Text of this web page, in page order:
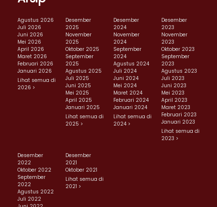
Agustus 2026
Juli 2026
Juni 2026
Mei 2026
April 2026
Maret 2026
Februari 2026
Januari 2026
Lihat semua di
2026 >
Desember
2025
November
2025
Oktober 2025
September
2025
Agustus 2025
Juli 2025
Juni 2025
Mei 2025
April 2025
Januari 2025
Lihat semua di
2025 >
Desember
2024
November
2024
September
2024
Agustus 2024
Juli 2024
Juni 2024
Mei 2024
Maret 2024
Februari 2024
Januari 2024
Lihat semua di
2024 >
Desember
2023
November
2023
Oktober 2023
September
2023
Agustus 2023
Juli 2023
Juni 2023
Mei 2023
April 2023
Maret 2023
Februari 2023
Januari 2023
Lihat semua di
2023 >
Desember
2022
Oktober 2022
September
2022
Agustus 2022
Juli 2022
Desember
2021
Oktober 2021
Lihat semua di
2021 >